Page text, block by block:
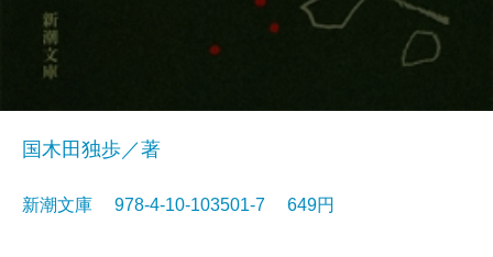
国木田独歩／著
新潮文庫 978-4-10-103501-7 649円